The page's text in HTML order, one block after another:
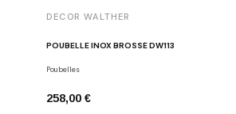
DECOR WALTHER
POUBELLE INOX BROSSÉ DW113
Poubelles
258,00 €